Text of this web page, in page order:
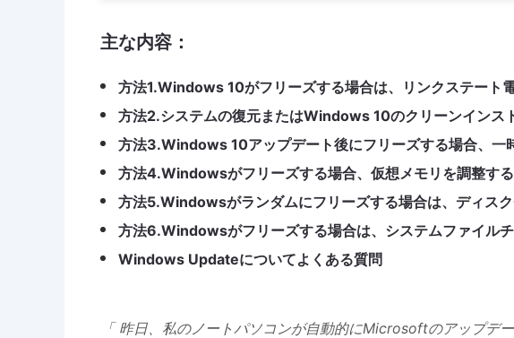
主な内容：
方法1.Windows 10がフリーズする場合は、リンクステート
方法2.システムの復元またはWindows 10のクリーンインス
方法3.Windows 10アップデート後にフリーズする場合、一
方法4.Windowsがフリーズする場合、仮想メモリを調整する
方法5.Windowsがランダムにフリーズする場合は、ディスク
方法6.Windowsがフリーズする場合は、システムファイル
Windows Updateについてよくある質問
「 昨日、私のノートパソコンが自動的にMicrosoftのアップデ